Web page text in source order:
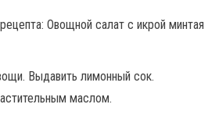
Выдавить лимонный сок.
маслом.